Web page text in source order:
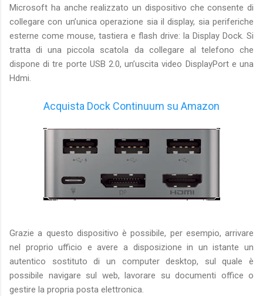
Microsoft ha anche realizzato un dispositivo che consente di
collegare con un’unica operazione sia il display, sia periferiche
esterne come mouse, tastiera e flash drive: la Display Dock. Si
tratta di una piccola scatola da collegare al telefono che
dispone di tre porte USB 2.0, un’uscita video DisplayPort e una
Hdmi.
Acquista Dock Continuum su Amazon
Grazie a questo dispositivo è possibile, per esempio, arrivare
nel proprio ufficio e avere a disposizione in un istante un
autentico sostituto di un computer desktop, sul quale è
possibile navigare sul web, lavorare su documenti office o
gestire la propria posta elettronica.